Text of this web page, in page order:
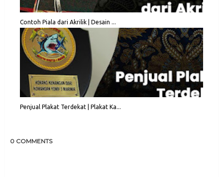
Contoh Piala dari Akrilik | Desain ...
Penjual Plakat Terdekat | Plakat Ka...
0 COMMENTS